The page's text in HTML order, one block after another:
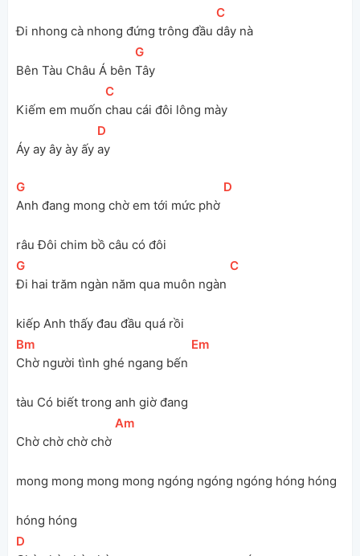
Đi nhong cà nhong đứng trông đầu
[
C
dây nà
Bên Tàu Châu Á bên
[
G
Tây
Kiếm em muốn
[
C
chau cái đôi lông mày
Áy ay ây ày ấy
[D
ay
[
G
Anh đang mong chờ em tới mức phờ
[D
râu Đôi chim bồ câu có đôi
[
G
Đi hai trăm ngàn năm qua muôn ngàn
[
C
kiếp Anh thấy đau đầu quá rồi
[Bm
Chờ người tình ghé ngang bến
[Em
tàu Có biết trong anh giờ đang
Chờ chờ chờ chờ
[
Am
mong mong mong mong ngóng ngóng ngóng hóng hóng
hóng hóng
[D